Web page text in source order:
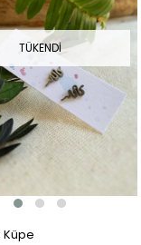
TÜKENDI
Küpe